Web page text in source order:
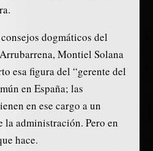
dogmáticos del
Montiel Solana
esa figura del “gerente del
en España; las
en ese cargo a un
la administración. Pero en
hace.